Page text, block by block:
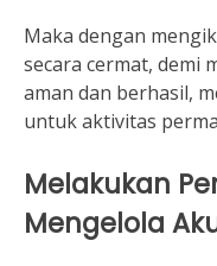
Maka dengan
secara cermat, demi
aman dan berhasil,
untuk aktivitas
Melakukan
Mengelola